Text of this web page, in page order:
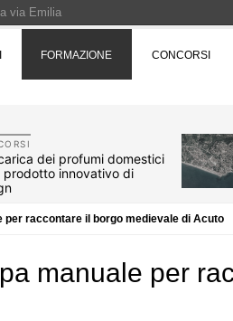
FORMAZIONE CONCORSI
dei profumi domestici
prodotto innovativo di
per raccontare il borgo medievale di Acuto
manuale per
via Emilia
Call di grafica promossa dal Museo